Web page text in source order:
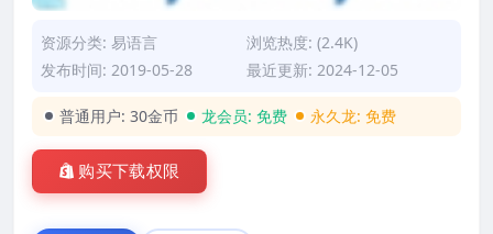
资源分类: 易语言
浏览热度: (2.4K)
发布时间: 2019-05-28
最近更新: 2024-12-05
普通用户: 30金币 龙会员: 免费 永久龙: 免费
购买下载权限